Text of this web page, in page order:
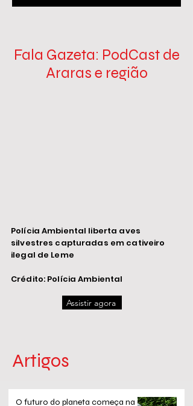
Fala Gazeta: PodCast de
Araras e região
Polícia Ambiental liberta aves
silvestres capturadas em cativeiro
ilegal de Leme
Crédito: Polícia Ambiental
Assistir agora
Artigos
O futuro do planeta começa na